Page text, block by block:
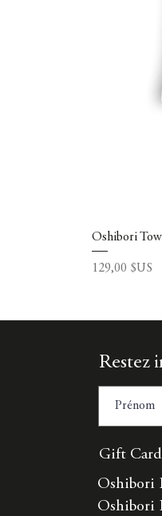
Oshibori
Prix
129,00 $US
Restez
Gift
Oshibori
Oshibori